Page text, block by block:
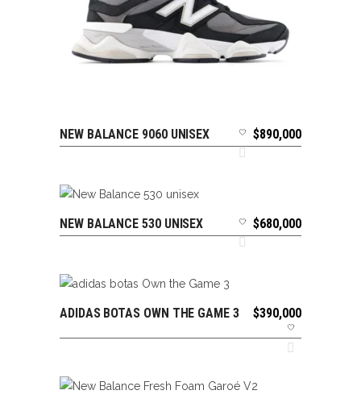
SELECCIONAR OPCIONES
NEW BALANCE 9060 UNISEX $890,000
SELECCIONAR OPCIONES
NEW BALANCE 530 UNISEX $680,000
SELECCIONAR OPCIONES
ADIDAS BOTAS OWN THE GAME 3 $390,000